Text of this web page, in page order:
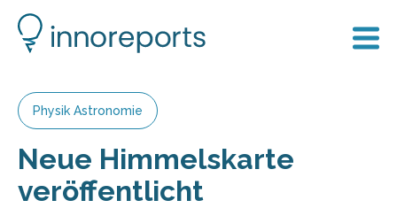
Physik Astronomie
Neue Himmelskarte
veröffentlicht